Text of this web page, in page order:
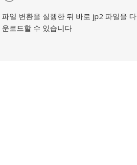
파일 변환을 실행한 뒤 바로 jp2 파일을 다
운로드할 수 있습니다